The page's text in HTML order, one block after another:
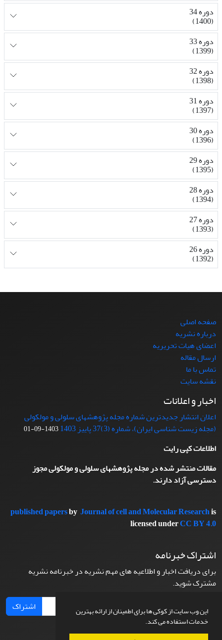
این وب سایت از کوکی ها برای اطمینان از ارائه بهترین
خدمات استفاده می کند.
دوره 34
(1400)
دوره 33
(1399)
دوره 32
(1398)
دوره 31
(1397)
دوره 30
(1396)
دوره 29
(1395)
دوره 28
(1394)
دوره 27
(1393)
دوره 26
(1392)
صفحه اصلی
درباره نشریه
اعضای هیات تحریریه
ارسال مقاله
تماس با ما
نقشه سایت
اخبار و اعلانات
اعلان انتشار جدیدترین شماره مجله پژوهشهای سلولی و مولکولی
(مجله زیست شناسی ایران)، شماره (3)37 پاییز 1403
1403-09-01
اطلاعات کپی رایت
مقالات منتشر شده در مجله پژوهشهای سلولی و مولکولی مجوز
دسترسی آزاد دارند.
published papersby Journal of cell and Molecular Researchis
licensed underCC BY 4.0
اشتراک خبرنامه
برای دریافت اخبار و اطلاعیه های مهم نشریه در خبرنامه نشریه
مشترک شوید.
اشتراک